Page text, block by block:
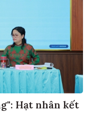
Hạt nhân kết